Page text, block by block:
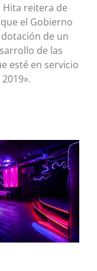
Hita reitera de
el Gobierno
de un
de las
esté en servicio